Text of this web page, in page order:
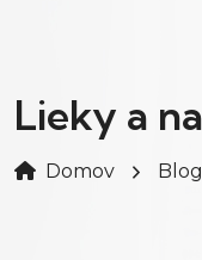
Lieky a
Domov Blog